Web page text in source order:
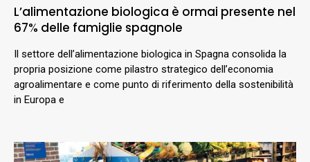
L’alimentazione biologica è ormai presente nel
67% delle famiglie spagnole
Il settore dell’alimentazione biologica in Spagna consolida la
propria posizione come pilastro strategico dell’economia
agroalimentare e come punto di riferimento della sostenibilità
in Europa e